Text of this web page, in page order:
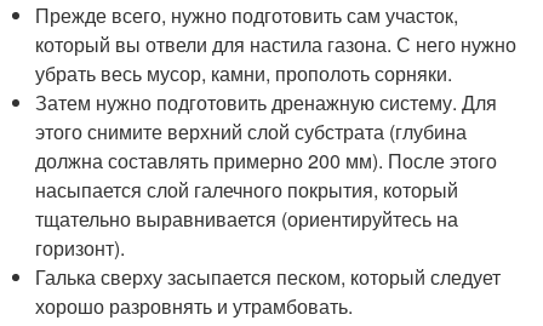
Прежде всего, нужно подготовить сам участок,
который вы отвели для настила газона. С него нужно
убрать весь мусор, камни, прополоть сорняки.
Затем нужно подготовить дренажную систему. Для
этого снимите верхний слой субстрата (глубина
должна составлять примерно 200 мм). После этого
насыпается слой галечного покрытия, который
тщательно выравнивается (ориентируйтесь на
горизонт).
Галька сверху засыпается песком, который следует
хорошо разровнять и утрамбовать.